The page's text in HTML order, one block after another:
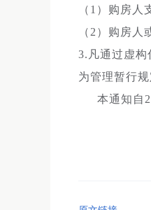
（1）购房
（2）购房
3.凡通过虚构
为管理暂行
本通知自